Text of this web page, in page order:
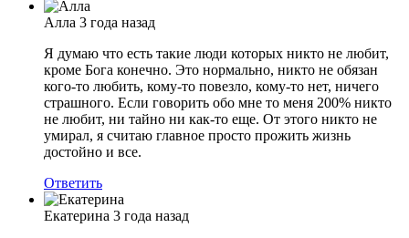
Алла 3 года назад
Я думаю что есть такие люди которых никто не любит,
кроме Бога конечно. Это нормально, никто не обязан
кого-то любить, кому-то повезло, кому-то нет, ничего
страшного. Если говорить обо мне то меня 200% никто
не любит, ни тайно ни как-то еще. От этого никто не
умирал, я считаю главное просто прожить жизнь
достойно и все.
Ответить
Екатерина 3 года назад